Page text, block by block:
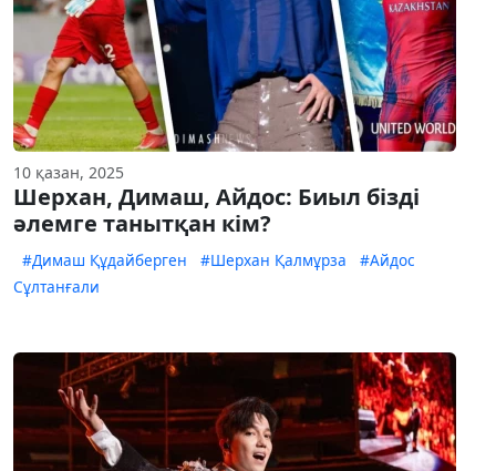
10 қазан, 2025
Шерхан, Димаш, Айдос: Биыл бізді
әлемге танытқан кім?
#Димаш Құдайберген #Шерхан Қалмұрза
#Айдос
Сұлтанғали